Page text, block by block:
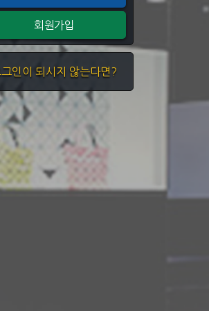
회원가입
그인이 되시지 않는다면?